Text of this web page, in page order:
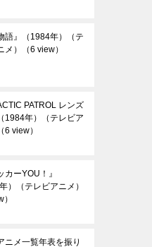
語』（1984年）（テ
メ）
（6 view）
PATROL レンズ
1984年）（テレビア
（6 view）
カーYOU！』
）（テレビアニメ）
ニメ一覧年表を振り